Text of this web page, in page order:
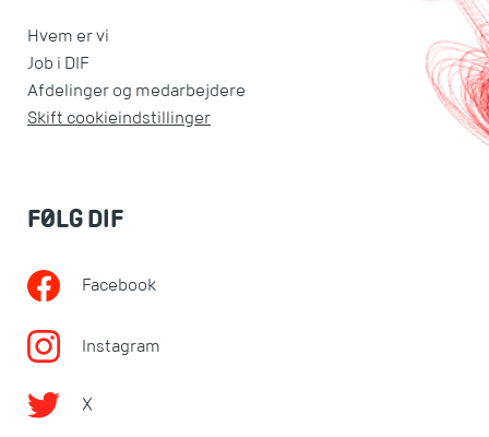
Hvem er vi
Job i DIF
Afdelinger og medarbejdere
Skift cookieindstillinger
FØLG DIF
Facebook
Instagram
X